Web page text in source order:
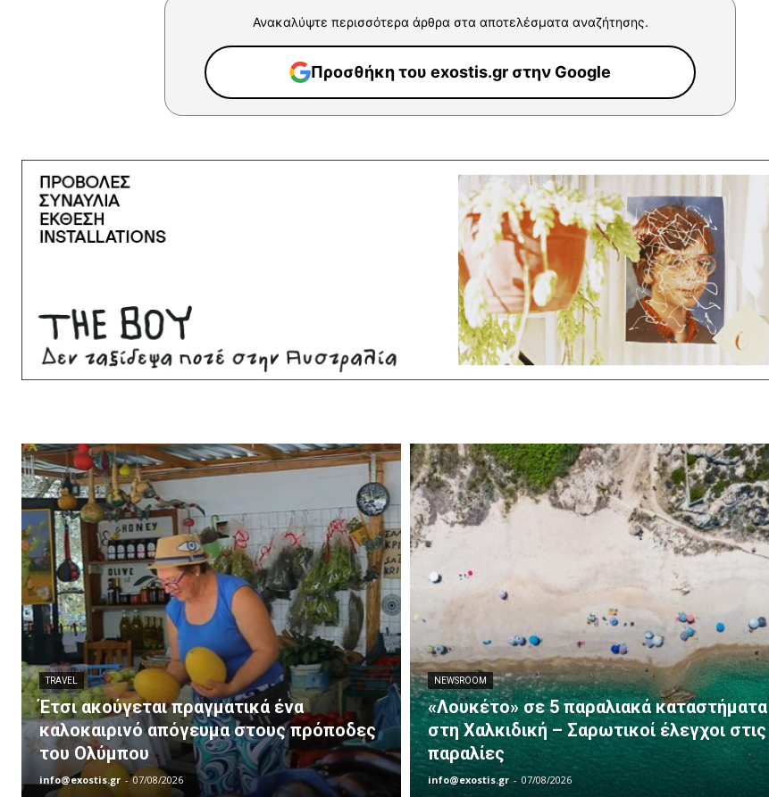
Ανακαλύψτε περισσότερα άρθρα στα αποτελέσματα αναζήτησης.
Προσθήκη του exostis.gr στην Google
TRAVEL
Έτσι ακούγεται πραγματικά ένα
καλοκαιρινό απόγευμα στους πρόποδες
του Ολύμπου
info@exostis.gr - 07/08/2026
NEWSROOM
«Λουκέτο» σε 5 παραλιακά καταστήματα
στη Χαλκιδική – Σαρωτικοί έλεγχοι στις
παραλίες
info@exostis.gr - 07/08/2026